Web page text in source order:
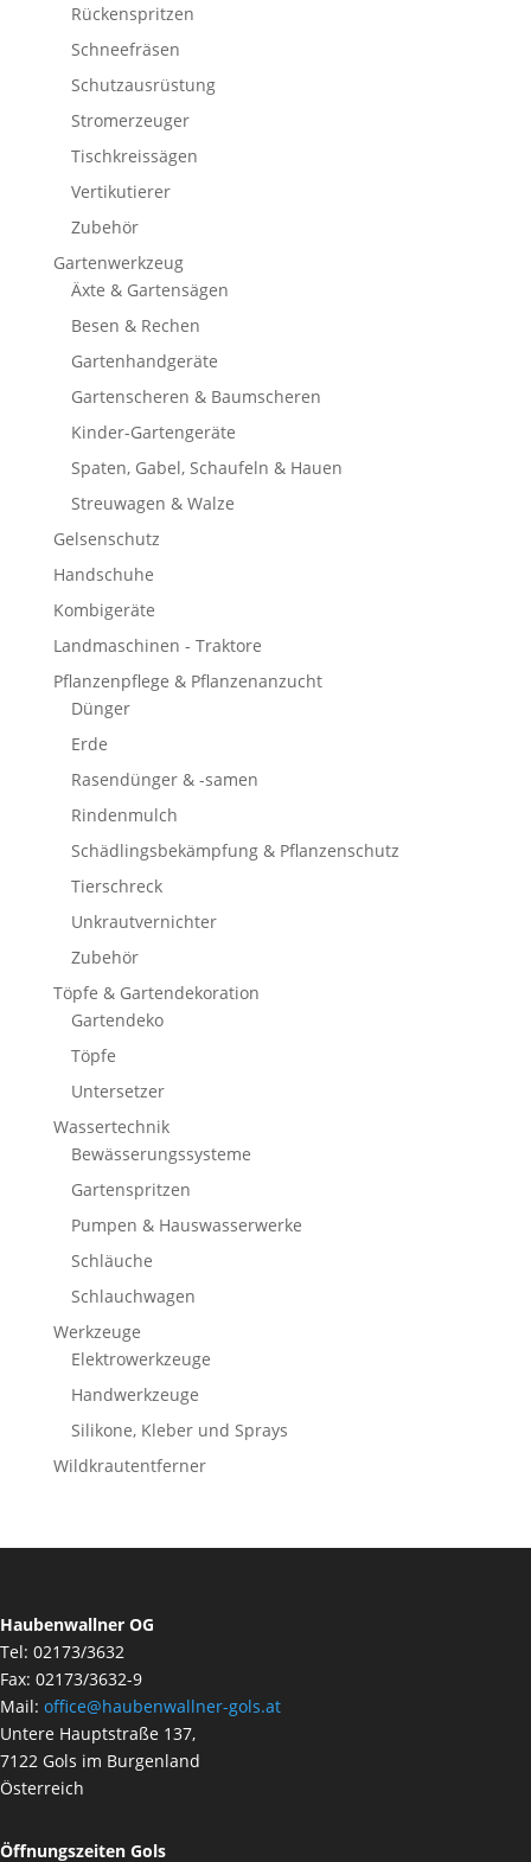
Rückenspritzen
Schneefräsen
Schutzausrüstung
Stromerzeuger
Tischkreissägen
Vertikutierer
Zubehör
Gartenwerkzeug
Äxte & Gartensägen
Besen & Rechen
Gartenhandgeräte
Gartenscheren & Baumscheren
Kinder-Gartengeräte
Spaten, Gabel, Schaufeln & Hauen
Streuwagen & Walze
Gelsenschutz
Handschuhe
Kombigeräte
Landmaschinen - Traktore
Pflanzenpflege & Pflanzenanzucht
Dünger
Erde
Rasendünger & -samen
Rindenmulch
Schädlingsbekämpfung & Pflanzenschutz
Tierschreck
Unkrautvernichter
Zubehör
Töpfe & Gartendekoration
Gartendeko
Töpfe
Untersetzer
Wassertechnik
Bewässerungssysteme
Gartenspritzen
Pumpen & Hauswasserwerke
Schläuche
Schlauchwagen
Werkzeuge
Elektrowerkzeuge
Handwerkzeuge
Silikone, Kleber und Sprays
Wildkrautentferner
Haubenwallner OG
Tel: 02173/3632
Fax: 02173/3632-9
Mail: office@haubenwallner-gols.at
Untere Hauptstraße 137,
7122 Gols im Burgenland
Österreich
Öffnungszeiten Gols